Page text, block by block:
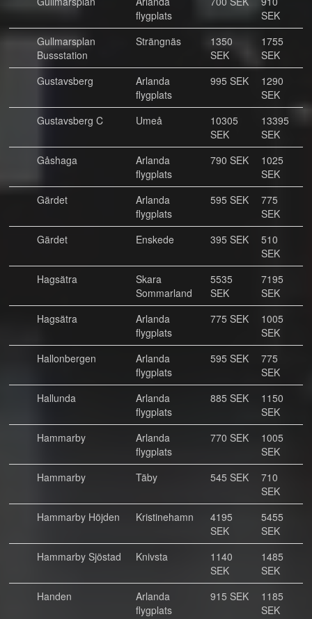
flygplats
SEK
Gullmarsplan
Bussstation
Strängnäs
1350
SEK
1755
SEK
Gustavsberg
Arlanda
flygplats
995 SEK
1290
SEK
Gustavsberg C
Umeå
10305
SEK
13395
SEK
Gåshaga
Arlanda
flygplats
790 SEK
1025
SEK
Gärdet
Arlanda
flygplats
595 SEK
775
SEK
Gärdet
Enskede 395 SEK
510
SEK
Hagsätra
Skara
Sommarland
5535
SEK
7195
SEK
Hagsätra
Arlanda
flygplats
775 SEK
1005
SEK
Hallonbergen
Arlanda
flygplats
595 SEK
775
SEK
Hallunda
Arlanda
flygplats
885 SEK
1150
SEK
Hammarby
Arlanda
flygplats
770 SEK
1005
SEK
Hammarby
Täby 545 SEK
710
SEK
Hammarby Höjden
Kristinehamn
4195
SEK
5455
SEK
Hammarby Sjöstad
Knivsta
1140
SEK
1485
SEK
Handen
Arlanda
flygplats
915 SEK
1185
SEK